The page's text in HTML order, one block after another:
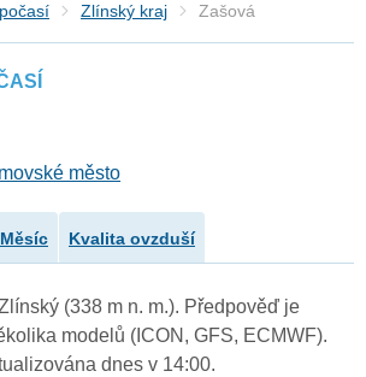
Zlínský kraj Zašová
město
Kvalita ovzduší
(338 m n. m.). Předpověď je
modelů (ICON, GFS, ECMWF).
dnes v 14:00.